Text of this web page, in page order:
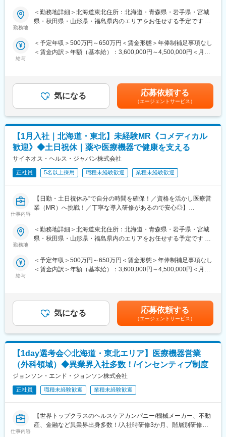
アップがかないます。
同期社員と一緒に集中的に研修を行い、その後配属先に応じた製
ェクトは製薬・医療機器メーカーのいずれかに配属します。
配属後も知識とスキルアップのために様々な研修をご用意してい
■明確な評価制度／やりがいや努力がきちんと報われる報酬制度
自身の成果や頑張りが客観的に評価され、年収に反映されます。
また、在籍年数が増えると永年勤続報奨金や四半期一時金などの
手当もアップします。
■豊富なキャリアプランとサポート体制
志向性やその時の環境に応じて「特定の領域で専門性を高める」
「幅広い疾患をカバーできるオールラウンダーになる」「本社部
門（マネージャー、研修部門など）へのキャリアチェンジ」など
また、弊社のマネージャーのほとんどは、MRからキャリアチェン
変更の範囲：会社の定める業務
《資格と想いがあれば活躍できる！》
「誰かのためになる仕事がしたい」「社会貢献につながる仕事を
ます。
これまでの経験を活かして新たなフィールドで活躍したい方を歓
■夜勤なし！日勤・土日祝休みで働き方改善・ワークライフバラン
スの両立が叶う！
■明確な評価制度あり！自身の成果や頑張りが客観的に評価され、
年収に反映されます。また、在籍年数が増えると永年勤続報奨金
や四半期一時金などの手当もアップします。つまり、やりがいや
努力がきちんと報われる報酬制度になっています。
《丁寧な研修・支援体制で成長を応援！》
入社後は2カ月間の研修制度がありますので、未経験の方も安心し
てご応募ください！同期社員と一緒に集中的に研修を行い、その
また、配属後も一人ひとりの知識とスキルレベルを上げるために
様々な研修をご用意しています。
《あなたの想いを実現する豊富なキャリアプランとサポート体
制！》
社部門（マネージャー、研修部門など）へのキャリアチェンジ」
など幅広いキャリアプランがあります。また、弊社のマネージャ
将来のキャリアに関してサポートをしていきます。
《職種に関して》
■MRとは主に医師や薬剤師等へ、担当製品の情報提供を行いま
す。担当施設の患者様に応じた情報提供や、担当製品の処方後の
情報収集を行います。
変更の範囲：会社の定める業務
勤務地
＜勤務地詳細＞北海道東北住所：北海道・青森県・岩手県・宮城
県・秋田県・山形県・福島県内のエリアをお任せする予定です 受
給与
＜予定年収＞500万円～650万円＜賃金形態＞年俸制補足事項なし
＜賃金内訳＞年額（基本給）：3,600,000円～4,500,000円＜月額
動・四半期一時金：10万円（四半期に1回、10万円程度支給）※た
だし支給条件有。他、永続勤務報奨金（3年勤務5万円支給、5年
勤務10万円…）ございます。賃金はあくまでも目安の金額であ
り、選考を通じて上下する可能性があります。月給(月額)は固定手
当を含めた表記です。
気になる 応募依頼する
（エージェントサービス）
【1月入社｜北海道・東北】未経験MR《コメディカル
歓迎》◆土日祝休｜薬や医療機器で健康を支える
サイネオス・ヘルス・ジャパン株式会社
正社員 5名以上採用 職種未経験歓迎 業種未経験歓迎
仕事内容
【日勤・土日祝休み”で自分の時間を確保！／資格を活かし医療営
業（MR）へ挑戦！／丁寧な導入研修があるので安心◎】
《資格と想いがあれば活躍できる！》
「誰かのためになる仕事がしたい」「社会貢献につながる仕事を
ます。
これまでの経験を活かして新たなフィールドで活躍したい方を歓
■夜勤なし！日勤・土日祝休みで働き方改善・ワークライフバラン
スの両立が叶う！
■明確な評価制度あり！自身の成果や頑張りが客観的に評価され、
年収に反映されます。また、在籍年数が増えると永年勤続報奨金
や四半期一時金などの手当もアップします。つまり、やりがいや
努力がきちんと報われる報酬制度になっています。
《丁寧な研修・支援体制で成長を応援！》
入社後は2カ月間の研修制度がありますので、未経験の方も安心し
てご応募ください！同期社員と一緒に集中的に研修を行い、その
また、配属後も一人ひとりの知識とスキルレベルを上げるために
様々な研修をご用意しています。
勤務地
＜勤務地詳細＞北海道東北住所：北海道・青森県・岩手県・宮城
県・秋田県・山形県・福島県内のエリアをお任せする予定です 受
給与
＜予定年収＞500万円～650万円＜賃金形態＞年俸制補足事項なし
＜賃金内訳＞年額（基本給）：3,600,000円～4,500,000円＜月額
動・四半期一時金：10万円（四半期に1回、10万円程度支給）※た
だし支給条件有。他、永続勤務報奨金（3年勤務5万円支給、5年
勤務10万円…）ございます。賃金はあくまでも目安の金額であ
り、選考を通じて上下する可能性があります。月給(月額)は固定手
当を含めた表記です。
気になる 応募依頼する
（エージェントサービス）
【1day選考会◇北海道・東北エリア】医療機器営業
（外科領域）◆異業界入社多数！/インセンティブ制度
ジョンソン・エンド・ジョンソン株式会社
正社員 職種未経験歓迎 業種未経験歓迎
仕事内容
【世界トップクラスのヘルスケアカンパニー/機械メーカー、不動
産、金融など異業界出身多数！/入社時研修3か月、階層別研修な